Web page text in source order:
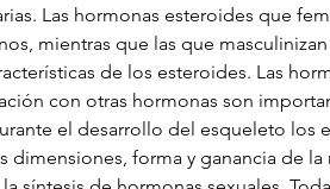
Las hormonas esteroides que
mientras que las que
de los esteroides. Las
con otras hormonas son
el desarrollo del esqueleto los
dimensiones, forma y ganancia de la